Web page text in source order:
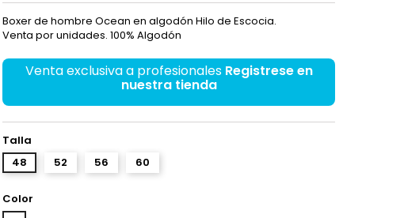
Boxer de hombre Ocean en algodón Hilo de Escocia.
Venta por unidades. 100% Algodón
Venta exclusiva a profesionales Registrese en
nuestra tienda
Talla
48
52 56 60
Color